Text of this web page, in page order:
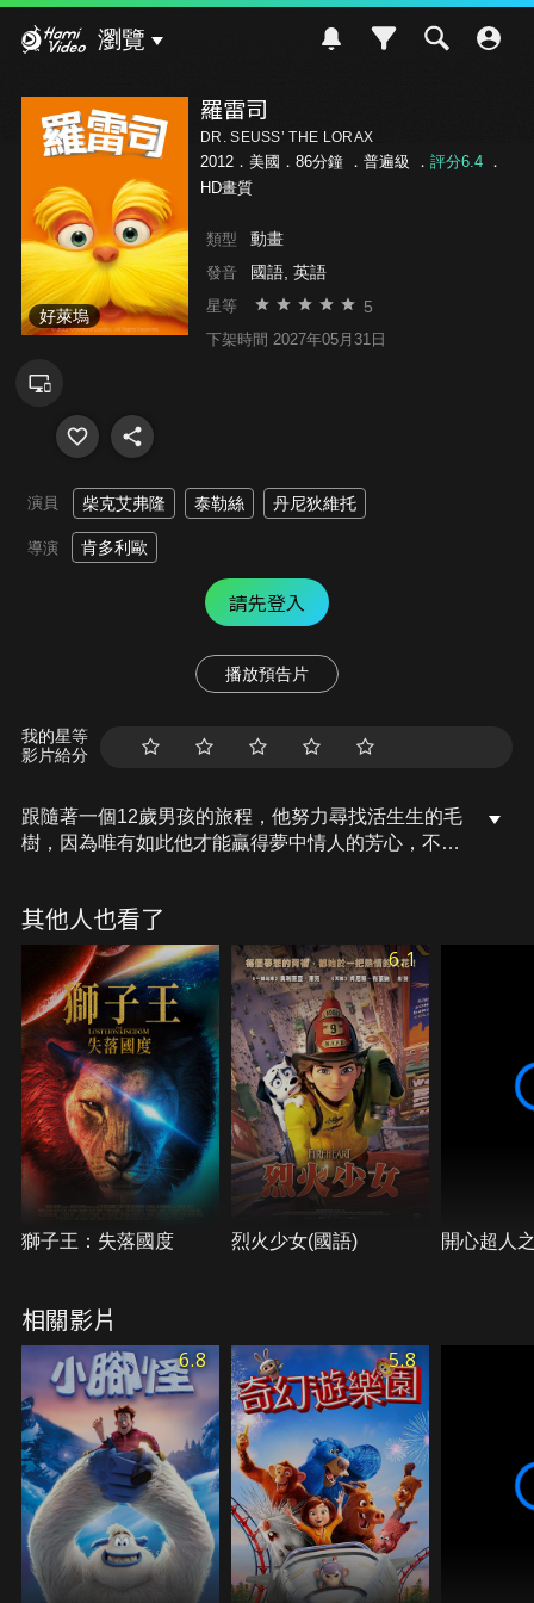
瀏覽
好萊塢
羅雷司
DR. SEUSS’ THE LORAX
2012．美國．86分鐘 ． 普遍級 ． 評分6.4．
HD畫質
類型 動畫
發音 國語, 英語
星等 5
下架時間 2027年05月31日
演員 柴克艾弗隆 泰勒絲 丹尼狄維托
導演 肯多利歐
請先登入
播放預告片
我的星等
影片給分
跟隨著一個12歲男孩的旅程，他努力尋找活生生的毛
樹，因為唯有如此他才能贏得夢中情人的芳心，不過
世界。ꀀ
其他人也看了
獅子王：失落國度
6.1
烈火少女(國語) 開心超人
相關影片
6.8 5.8